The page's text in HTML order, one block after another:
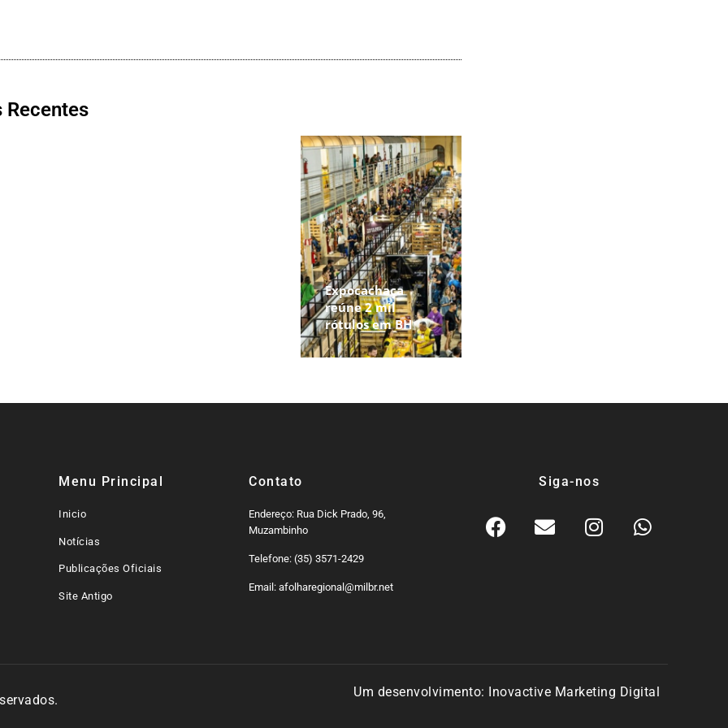
Recentes
Expocachaça
reúne 2 mil
rótulos em BH
Menu Principal
Inicio
Notícias
Publicações Oficiais
Site Antigo
Contato
Endereço: Rua Dick Prado, 96,
Muzambinho
Telefone: (35) 3571-2429
Email: afolharegional@milbr.net
Siga-nos
Um desenvolvimento: Inovactive Marketing Digital